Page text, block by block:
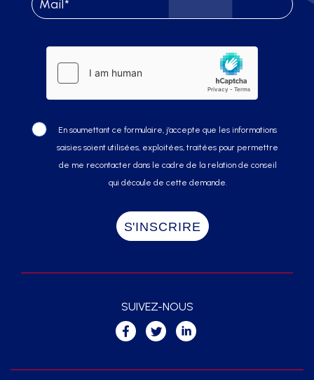
En soumettant ce formulaire, j’accepte que les informations
saisies soient utilisées, exploitées, traitées pour permettre
de me recontacter dans le cadre de la relation de conseil
qui découle de cette demande.
SUIVEZ-NOUS